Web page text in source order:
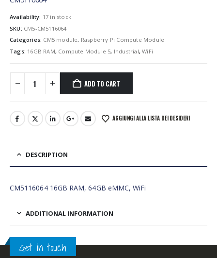
Availability: 17 in stock
SKU: CM5-CM5116064
Categories: CM5 module, Raspberry Pi Compute Module
Tags: 16GB RAM, Compute Module 5, Industrial,WiFi
ADD TO CART
AGGIUNGI ALLA LISTA DEI DESIDERI
DESCRIPTION
CM5116064 16GB RAM, 64GB eMMC, WiFi
ADDITIONAL INFORMATION
Get in touch